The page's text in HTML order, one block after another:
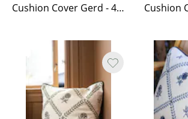
Cushion Cover Gerd - 45 x 45, White/Red